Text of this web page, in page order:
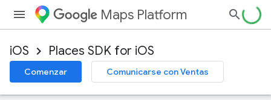
Maps Platform
iOS Places SDK for iOS
Comenzar Comunicarse con Ventas